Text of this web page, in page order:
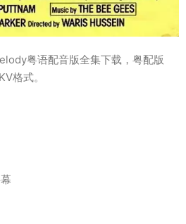
粤语配音版全集下载，粤配版
格式。